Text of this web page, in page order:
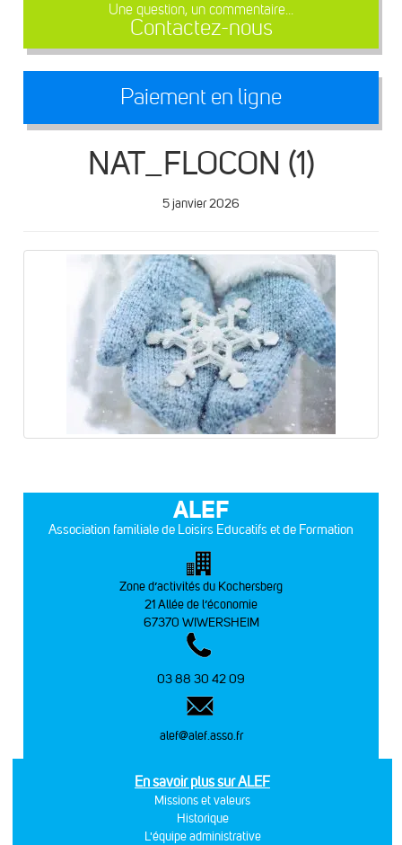
Une question, un commentaire...
Contactez-nous
Paiement en ligne
NAT_FLOCON (1)
5 janvier 2026
ALEF
Association familiale de Loisirs Educatifs et de Formation
Zone d’activités du Kochersberg
21 Allée de l’économie
67370 WIWERSHEIM
03 88 30 42 09
alef@alef.asso.fr
En savoir plus sur ALEF
Missions et valeurs
Historique
L'équipe administrative